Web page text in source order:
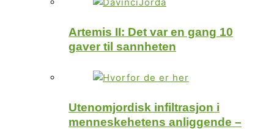
Artemis II: Det var en gang 10
gaver til sannheten
Utenomjordisk infiltrasjon i
menneskehetens anliggende –